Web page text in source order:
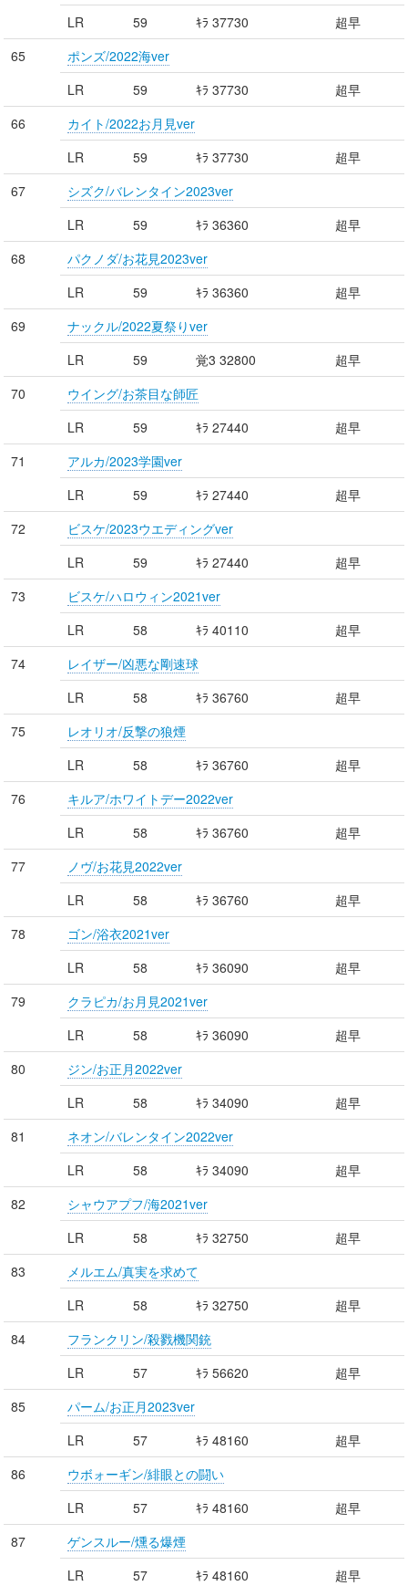
LR
59 ｷﾗ 37730
超早
65
ポンズ/2022海ver
LR
59 ｷﾗ 37730
超早
66
カイト/2022お月見ver
LR
59 ｷﾗ 37730
超早
67
シズク/バレンタイン2023ver
LR
59 ｷﾗ 36360
超早
68
パクノダ/お花見2023ver
LR
59 ｷﾗ 36360
超早
69
ナックル/2022夏祭りver
LR
59 覚3 32800
超早
70
ウイング/お茶目な師匠
LR
59 ｷﾗ 27440
超早
71
アルカ/2023学園ver
LR
59 ｷﾗ 27440
超早
72
ビスケ/2023ウエディングver
LR
59 ｷﾗ 27440
超早
73
ビスケ/ハロウィン2021ver
LR
58 ｷﾗ 40110
超早
74
レイザー/凶悪な剛速球
LR
58 ｷﾗ 36760
超早
75
レオリオ/反撃の狼煙
LR
58 ｷﾗ 36760
超早
76
キルア/ホワイトデー2022ver
LR
58 ｷﾗ 36760
超早
77
ノヴ/お花見2022ver
LR
58 ｷﾗ 36760
超早
78
ゴン/浴衣2021ver
LR
58 ｷﾗ 36090
超早
79
クラピカ/お月見2021ver
LR
58 ｷﾗ 36090
超早
80
ジン/お正月2022ver
LR
58 ｷﾗ 34090
超早
81
ネオン/バレンタイン2022ver
LR
58 ｷﾗ 34090
超早
82
シャウアプフ/海2021ver
LR
58 ｷﾗ 32750
超早
83
メルエム/真実を求めて
LR
58 ｷﾗ 32750
超早
84
フランクリン/殺戮機関銃
LR
57 ｷﾗ 56620
超早
85
パーム/お正月2023ver
LR
57 ｷﾗ 48160
超早
86
ウボォーギン/緋眼との闘い
LR
57 ｷﾗ 48160
超早
87
ゲンスルー/燻る爆煙
LR
57 ｷﾗ 48160 超早